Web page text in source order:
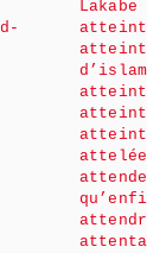
Lakabe
atteint
atteint
atteint
atteint
attelée